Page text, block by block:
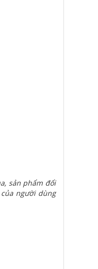
sản phẩm đổi
người dùng